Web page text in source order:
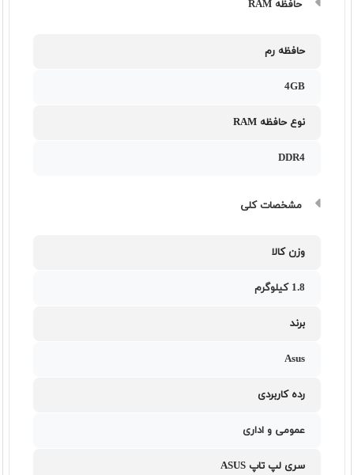
حافظه RAM
حافظه رم
4GB
نوع حافظه RAM
DDR4
مشخصات کلی
وزن کالا
1.8 کیلوگرم
برند
Asus
رده کاربردی
عمومی و اداری
سری لپ تاپ ASUS